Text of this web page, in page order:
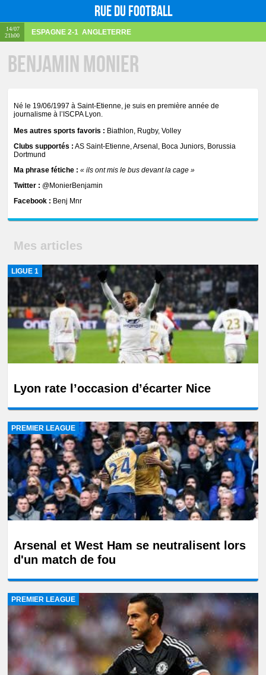
Rue du football
14/07
21h00
ESPAGNE 2-1 ANGLETERRE
Benjamin Monier
Né le 19/06/1997 à Saint-Etienne, je suis en première année de
journalisme à l’ISCPA Lyon.
Mes autres sports favoris : Biathlon, Rugby, Volley
Clubs supportés : AS Saint-Etienne, Arsenal, Boca Juniors, Borussia
Dortmund
Ma phrase fétiche : « ils ont mis le bus devant la cage »
Twitter : @MonierBenjamin
Facebook : Benj Mnr
Mes articles
Lyon rate l’occasion d’écarter Nice
LIGUE 1
Arsenal et West Ham se neutralisent lors
d'un match de fou
PREMIER LEAGUE
PREMIER LEAGUE